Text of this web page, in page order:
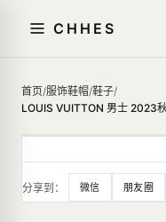
CHHES
首页/服饰鞋帽/鞋子/
LOUIS VUITTON 男士 2023
分享到： 微信 朋友圈